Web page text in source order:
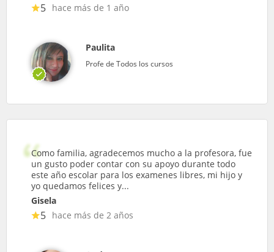
5 hace más de 1 año
Paulita
Profe de Todos los cursos
Como familia, agradecemos mucho a la profesora, fue
un gusto poder contar con su apoyo durante todo
este año escolar para los examenes libres, mi hijo y
yo quedamos felices y...
Gisela
5 hace más de 2 años